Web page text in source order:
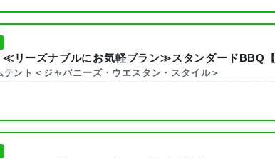
≪リーズナブルにお気軽プラン≫スタンダードBBQ
テント＜ジャパニーズ・ウエスタン・スタイル＞